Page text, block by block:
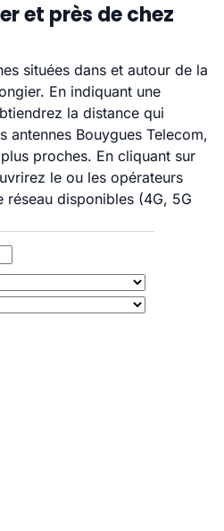
et près de chez
situées dans et autour de la
En indiquant une
la distance qui
antennes Bouygues Telecom,
proches. En cliquant sur
le ou les opérateurs
réseau disponibles (4G, 5G